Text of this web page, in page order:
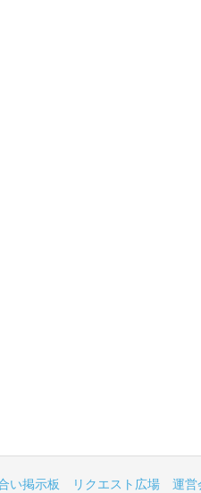
い掲示板 リクエスト広場 運営